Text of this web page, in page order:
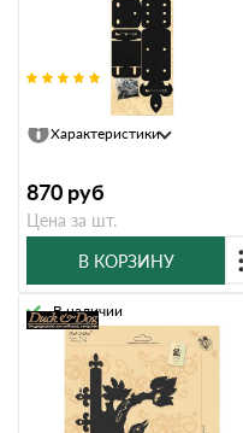
Крепление универсальное
Характеристики
870 руб
Цена за шт.
В КОРЗИНУ
В наличии